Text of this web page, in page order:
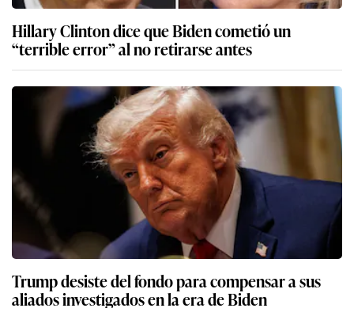
Hillary Clinton dice que Biden cometió un
“terrible error” al no retirarse antes
Trump desiste del fondo para compensar a sus
aliados investigados en la era de Biden